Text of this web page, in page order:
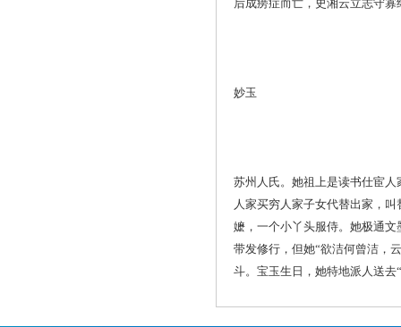
后成痨症而亡，史湘云立志守寡
妙玉
苏州人氏。她祖上是读书仕宦
人家买穷人家子女代替出家，
嬷，一个小丫头服侍。她极通
带发修行，但她“欲洁何曾洁，
斗。宝玉生日，她特地派人送